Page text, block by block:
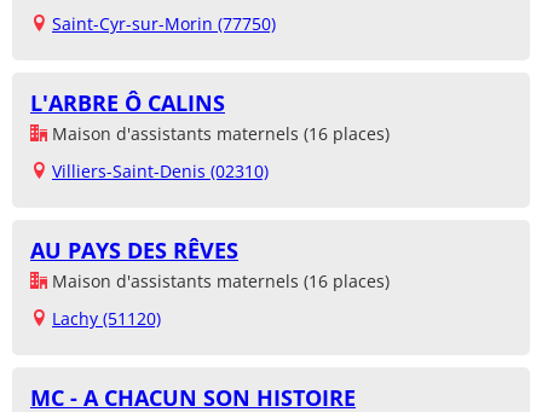
Saint-Cyr-sur-Morin (77750)
L'ARBRE Ô CALINS
Maison d'assistants maternels (16 places)
Villiers-Saint-Denis (02310)
AU PAYS DES RÊVES
Maison d'assistants maternels (16 places)
Lachy (51120)
MC - A CHACUN SON HISTOIRE